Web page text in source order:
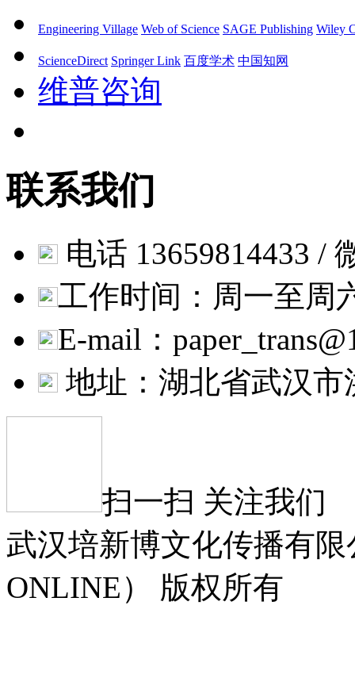
Engineering Village Web of Science SAGE Publishing Wiley
ScienceDirect Springer Link 百度学术 中国知网
维普咨询
联系我们
电话 13659814433 /
工作时间：周一至周
E-mail：
地址：湖北省武汉
扫一扫 关注我们
武汉培新博文化传播有限
ONLINE） 版权所有